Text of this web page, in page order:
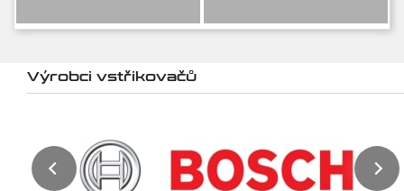
Výrobci vstřikovačů